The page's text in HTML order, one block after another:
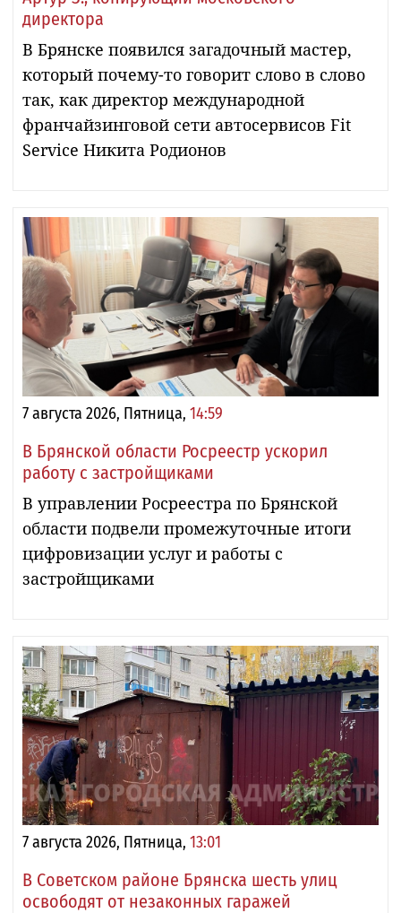
директора
В Брянске появился загадочный мастер,
который почему-то говорит слово в слово
так, как директор международной
франчайзинговой сети автосервисов Fit
Service Никита Родионов
7 августа 2026, Пятница, 14:59
В Брянской области Росреестр ускорил
работу с застройщиками
В управлении Росреестра по Брянской
области подвели промежуточные итоги
цифровизации услуг и работы с
застройщиками
7 августа 2026, Пятница, 13:01
В Советском районе Брянска шесть улиц
освободят от незаконных гаражей